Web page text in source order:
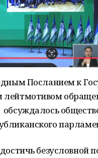
Посланием к
безусловной